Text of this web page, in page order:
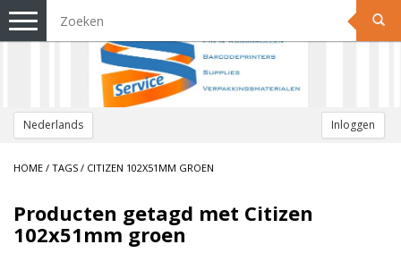
Nederlands Inloggen
Toggle
navigation
HOME / TAGS / CITIZEN 102X51MM GROEN
Producten getagd met Citizen
102x51mm groen